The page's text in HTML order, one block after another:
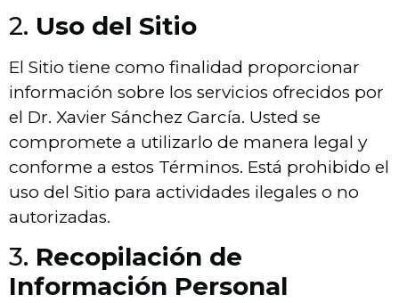
2. Uso del Sitio
El Sitio tiene como finalidad proporcionar
información sobre los servicios ofrecidos por
el Dr. Xavier Sánchez García. Usted se
compromete a utilizarlo de manera legal y
conforme a estos Términos. Está prohibido el
uso del Sitio para actividades ilegales o no
autorizadas.
3. Recopilación de
Información Personal